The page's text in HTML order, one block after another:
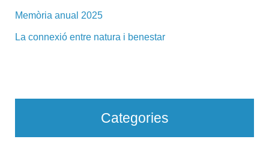
Memòria anual 2025
La connexió entre natura i benestar
Categories